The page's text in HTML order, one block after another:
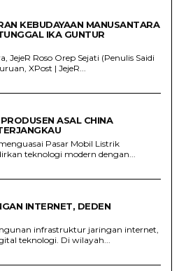
KEBUDAYAAN MANUSANTARA
IKA GUNTUR
JejeR Roso Orep Sejati (Penulis Saidi
XPost | JejeR...
ASAL CHINA
Pasar Mobil Listrik
teknologi modern dengan...
INTERNET, DEDEN
infrastruktur jaringan internet,
teknologi. Di wilayah...